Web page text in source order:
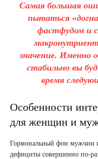
Самая большая
пытаться
фастфудом и
значение. Именно
стабильно вы
время
Особенности
для женщин и
Гормональный фон мужчин
дефициты совершенно по-